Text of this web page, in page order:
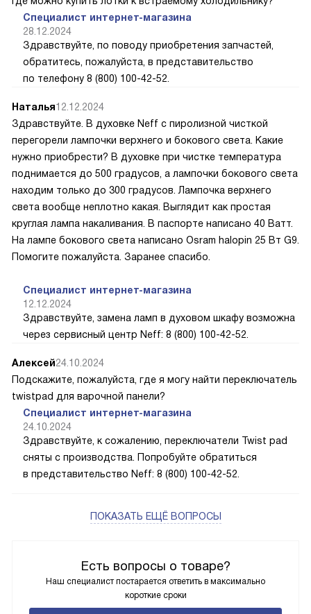
Есть вопросы о товаре?
Наш специалист постарается ответить в максимально
короткие сроки
Специалист интернет-магазина
28.12.2024
Здравствуйте, по поводу приобретения запчастей,
обратитесь, пожалуйста, в представительство
по телефону 8 (800) 100-42-52.
Наталья12.12.2024
Здравствуйте. В духовке Neff с пиролизной чисткой
перегорели лампочки верхнего и бокового света. Какие
нужно приобрести? В духовке при чистке температура
поднимается до 500 градусов, а лампочки бокового света
находим только до 300 градусов. Лампочка верхнего
света вообще неплотно какая. Выглядит как простая
круглая лампа накаливания. В паспорте написано 40 Ватт.
На лампе бокового света написано Osram halopin 25 Вт G9.
Помогите пожалуйста. Заранее спасибо.
Специалист интернет-магазина
12.12.2024
Здравствуйте, замена ламп в духовом шкафу возможна
через сервисный центр Neff: 8 (800) 100-42-52.
Алексей24.10.2024
Подскажите, пожалуйста, где я могу найти переключатель
twistpad для варочной панели?
Специалист интернет-магазина
24.10.2024
Здравствуйте, к сожалению, переключатели Twist pad
сняты с производства. Попробуйте обратиться
в представительство Neff: 8 (800) 100-42-52.
ПОКАЗАТЬ ЕЩЁ ВОПРОСЫ